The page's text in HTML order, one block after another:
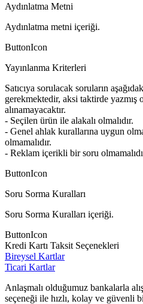
Aydınlatma Metni
Aydınlatma metni içeriği.
ButtonIcon
Yayınlanma Kriterleri
Satıcıya sorulacak soruların
gerekmektedir, aksi taktirde yazmış
alınamayacaktır.
- Seçilen ürün ile alakalı olmalıdır.
- Genel ahlak kurallarına uygun
olmamalıdır.
- Reklam içerikli bir soru
ButtonIcon
Soru Sorma Kuralları
Soru Sorma Kuralları içeriği.
ButtonIcon
Kredi Kartı Taksit Seçenekleri
Bireysel Kartlar
Ticari Kartlar
Anlaşmalı olduğumuz bankalarla
seçeneği ile hızlı, kolay ve güvenli